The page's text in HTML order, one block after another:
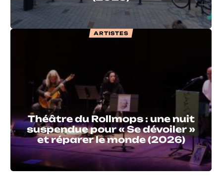
ARTISTES
Théâtre du Rollmops : une nuit
suspendue pour « Se dévoiler »
et réparer le monde (2026)